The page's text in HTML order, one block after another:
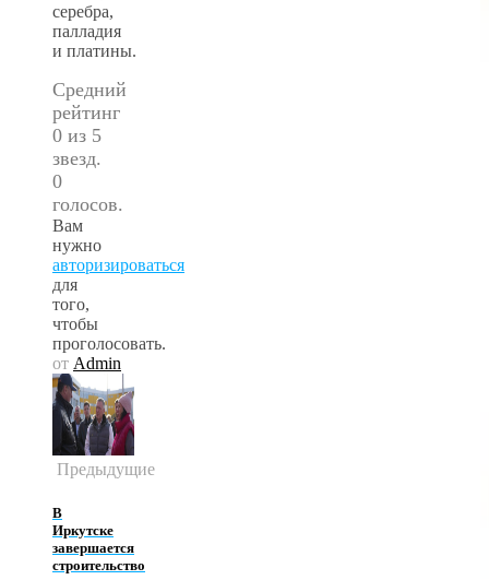
серебра,
палладия
и платины.
Средний
рейтинг
0 из 5
звезд.
0
голосов.
Вам
нужно
авторизироваться
для
того,
чтобы
проголосовать.
от Admin
Предыдущие
В
Иркутске
завершается
строительство